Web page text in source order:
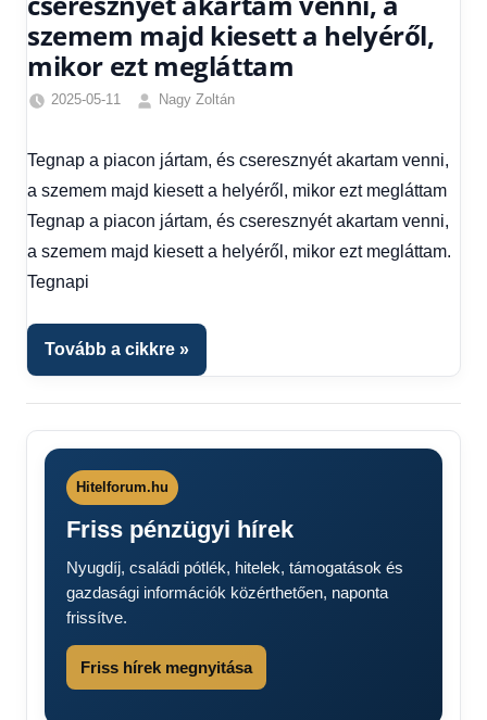
szemem majd kiesett a helyéről,
mikor ezt megláttam
2025-05-11
Nagy Zoltán
1
kézből
Tegnap a piacon jártam, és cseresznyét akartam venni,
a szemem majd kiesett a helyéről, mikor ezt megláttam
Tegnap a piacon jártam, és cseresznyét akartam venni,
a szemem majd kiesett a helyéről, mikor ezt megláttam.
Tegnapi
Tovább a cikkre
Hitelforum.hu
Friss pénzügyi hírek
Nyugdíj, családi pótlék, hitelek, támogatások és
gazdasági információk közérthetően, naponta
frissítve.
Friss hírek megnyitása